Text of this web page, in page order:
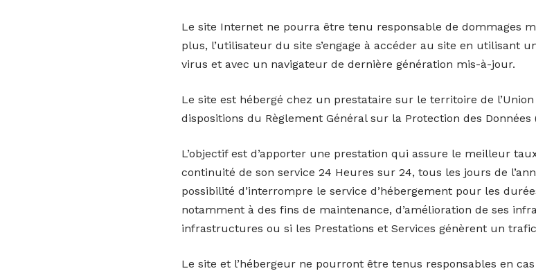
Le site Internet ne pourra être tenu responsable de dommages
plus, l’utilisateur du site s’engage à accéder au site en utilisant
virus et avec un navigateur de dernière génération mis-à-jour.
Le site est hébergé chez un prestataire sur le territoire de
dispositions du Règlement Général sur la Protection des Données
L’objectif est d’apporter une prestation qui assure le meilleur
continuité de son service 24 Heures sur 24, tous les jours de
possibilité d’interrompre le service d’hébergement pour les
notamment à des fins de maintenance, d’amélioration de ses
infrastructures ou si les Prestations et Services génèrent un
Le site et l’hébergeur ne pourront être tenus responsables en